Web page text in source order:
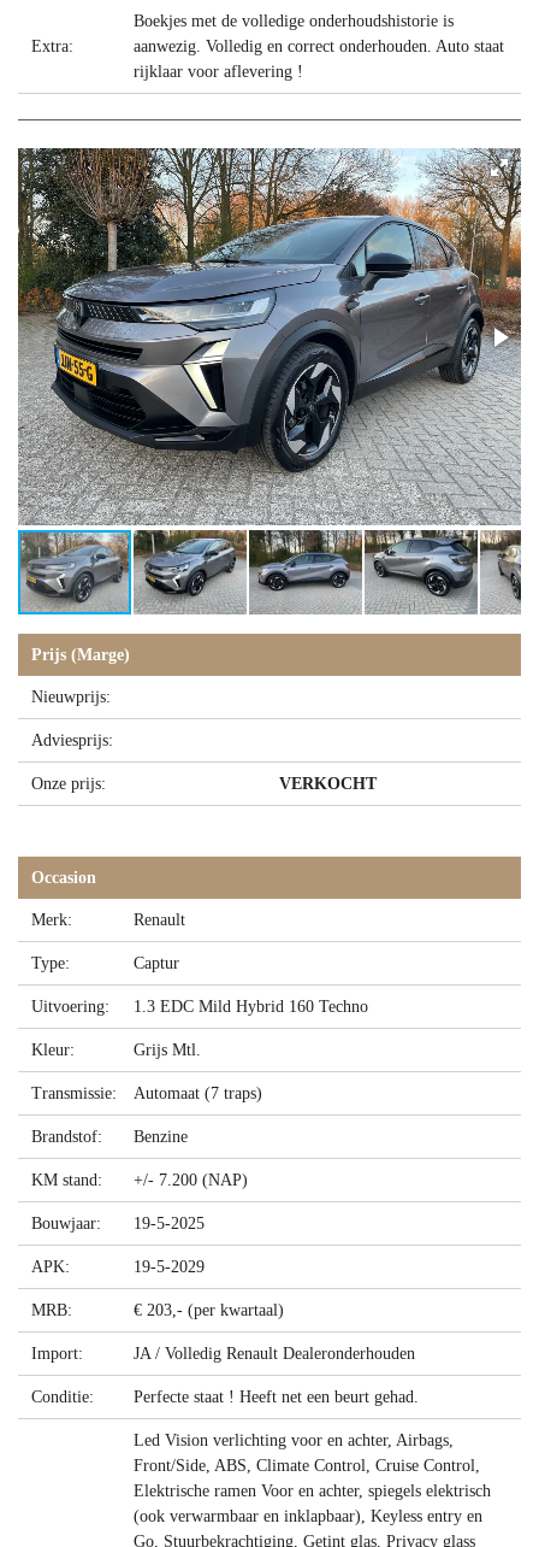
Extra:
Boekjes met de volledige onderhoudshistorie is
aanwezig. Volledig en correct onderhouden. Auto staat
rijklaar voor aflevering !
Prijs (Marge)
Nieuwprijs:
Adviesprijs:
Onze prijs: VERKOCHT
Occasion
Merk: Renault
Type: Captur
Uitvoering: 1.3 EDC Mild Hybrid 160 Techno
Kleur: Grijs Mtl.
Transmissie: Automaat (7 traps)
Brandstof: Benzine
KM stand: +/- 7.200 (NAP)
Bouwjaar: 19-5-2025
APK: 19-5-2029
MRB: € 203,- (per kwartaal)
Import: JA / Volledig Renault Dealeronderhouden
Conditie: Perfecte staat ! Heeft net een beurt gehad.
Led Vision verlichting voor en achter, Airbags,
Front/Side, ABS, Climate Control, Cruise Control,
Elektrische ramen Voor en achter, spiegels elektrisch
(ook verwarmbaar en inklapbaar), Keyless entry en
Go, Stuurbekrachtiging, Getint glas, Privacy glass